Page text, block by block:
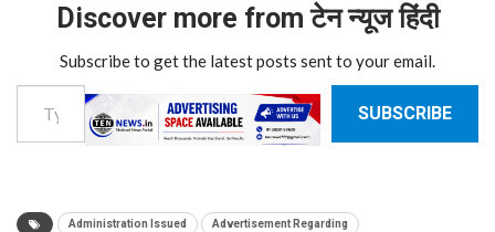
Discover more from टेन न्यूज हिंदी
Subscribe to get the latest posts sent to your email.
Type your email…
SUBSCRIBE
Administration Issued Advertisement Regarding